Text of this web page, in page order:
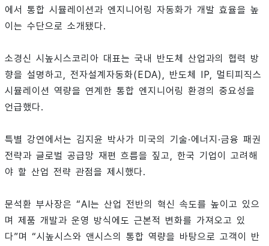
에서 통합 시뮬레이션과 엔지니어링 자동화가 개발 효율을 높
이는 수단으로 소개됐다.
소경신 시높시스코리아 대표는 국내 반도체 산업과의 협력 방
향을 설명하고, 전자설계자동화(EDA), 반도체 IP, 멀티피직스
시뮬레이션 역량을 연계한 통합 엔지니어링 환경의 중요성을
언급했다.
특별 강연에서는 김지윤 박사가 미국의 기술·에너지·금융 패권
전략과 글로벌 공급망 재편 흐름을 짚고, 한국 기업이 고려해
야 할 산업 전략 관점을 제시했다.
문석환 부사장은 “AI는 산업 전반의 혁신 속도를 높이고 있으
며 제품 개발과 운영 방식에도 근본적 변화를 가져오고 있
다”며 “시높시스와 앤시스의 통합 역량을 바탕으로 고객이 반